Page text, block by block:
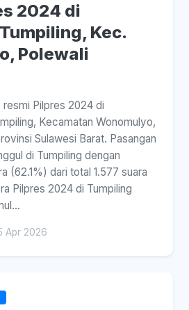
2024 di
Kec.
Polewali
resmi Pilpres 2024 di
Kecamatan Wonomulyo,
Sulawesi Barat. Pasangan
di Tumpiling dengan
(62.1%) dari total 1.577 suara
Pilpres 2024 di Tumpiling
Apr 2026